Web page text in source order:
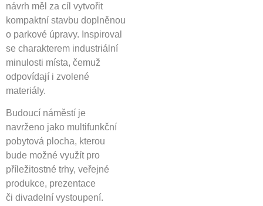
návrh měl za cíl vytvořit
kompaktní stavbu doplněnou
o parkové úpravy. Inspiroval
se charakterem industriální
minulosti místa, čemuž
odpovídají i zvolené
materiály.
Budoucí náměstí je
navrženo jako multifunkční
pobytová plocha, kterou
bude možné využít pro
příležitostné trhy, veřejné
produkce, prezentace
či divadelní vystoupení.